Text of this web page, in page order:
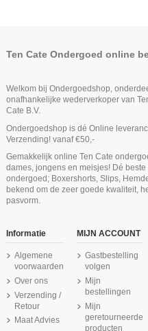
Ten Cate Secrets Highleg Brief Zwart
€ 24,99
Niet op voorraad
Ten Cate Dames Basics High Waist
Maxi Lace Zwart
Ten Cate Meisjes Shorts 2Pack
Cotton Stretch Black
€ 19,95
Ten Cate Heren Bamboo Long Short
2Pack Zwart
Ten Cate Ondergoed online
Welkom bij Ondergoedshop,
onafhankelijke wederverkoper van
Cate B.V.
Ondergoedshop is dé Online
Verzending! vanaf €50,-
Gemakkelijk online Ten Cate
dames, jongens en meisjes! Dé
ondergoed; Boxershorts, Slips,
bekend om de zeer goede kwaliteit,
pasvorm.
Informatie
Algemene
voorwaarden
Over ons
Verzending /
Retour
Maat Advies
MIJN ACCOUNT
Gastbestelling
volgen
Mijn
bestellingen
Mijn
geretourneerde
producten